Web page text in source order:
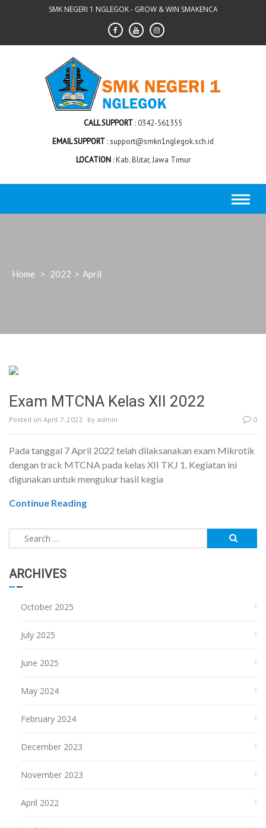
SMK NEGERI 1 NGLEGOK - GROW & WIN SMAKENCA
CALL SUPPORT 0342-561355
EMAIL SUPPORT support@smkn1nglegok.sch.id
LOCATION Kab. Blitar, Jawa Timur
Home > 2022 > April
Exam MTCNA Kelas XII 2022
Posted on April 7, 2022 by admin 0
Pada tanggal 7 April 2022 telah dilaksanakan exam Mikrotik
dengan track MTCNA pada kelas XII TKJ 1. Kegiatan ini
digunakan untuk mengukur hasil kegia
Continue Reading
Search
for:
ARCHIVES
October 2025
July 2025
June 2025
May 2024
February 2024
December 2023
November 2023
April 2022